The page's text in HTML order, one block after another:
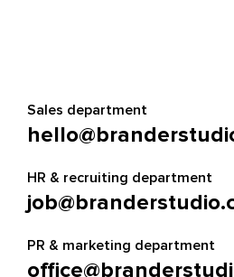
Sales department
HR & recruiting department
PR & marketing department